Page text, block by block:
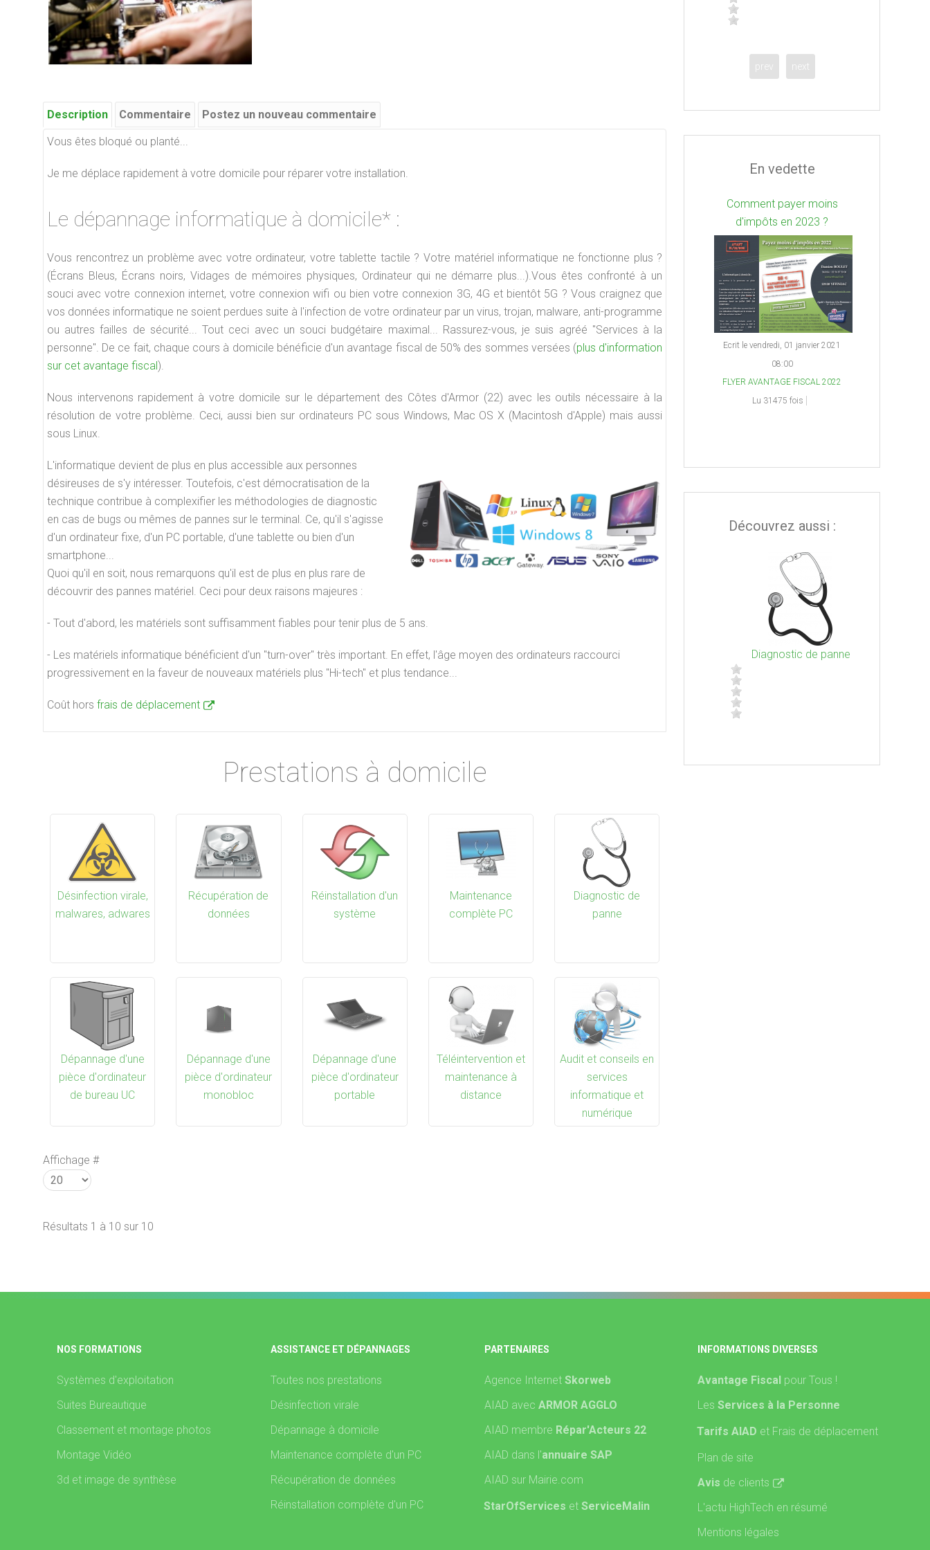
Description Commentaire Postez un nouveau commentaire
Vous êtes bloqué ou planté...
Je me déplace rapidement à votre domicile pour réparer votre installation.
Le dépannage informatique à domicile* :
Vous rencontrez un problème avec votre ordinateur, votre tablette tactile ? Votre matériel informatique ne fonctionne plus ?
(Écrans Bleus, Écrans noirs, Vidages de mémoires physiques, Ordinateur qui ne démarre plus...).Vous êtes confronté à un
souci avec votre connexion internet, votre connexion wifi ou bien votre connexion 3G, 4G et bientôt 5G ? Vous craignez que
vos données informatique ne soient perdues suite à l'infection de votre ordinateur par un virus, trojan, malware, anti-programme
ou autres failles de sécurité... Tout ceci avec un souci budgétaire maximal... Rassurez-vous, je suis agréé "Services à la
personne". De ce fait, chaque cours à domicile bénéficie d'un avantage fiscal de 50% des sommes versées (plus d'information
sur cet avantage fiscal).
Nous intervenons rapidement à votre domicile sur le département des Côtes d'Armor (22) avec les outils nécessaire à la
résolution de votre problème. Ceci, aussi bien sur ordinateurs PC sous Windows, Mac OS X (Macintosh d'Apple) mais aussi
sous Linux.
L'informatique devient de plus en plus accessible aux personnes
désireuses de s'y intéresser. Toutefois, c'est démocratisation de la
technique contribue à complexifier les méthodologies de diagnostic
en cas de bugs ou mêmes de pannes sur le terminal. Ce, qu'il s'agisse
d'un ordinateur fixe, d'un PC portable, d'une tablette ou bien d'un
smartphone...
Quoi qu'il en soit, nous remarquons qu'il est de plus en plus rare de
découvrir des pannes matériel. Ceci pour deux raisons majeures :
- Tout d'abord, les matériels sont suffisamment fiables pour tenir plus de 5 ans.
- Les matériels informatique bénéficient d'un "turn-over" très important. En effet, l'âge moyen des ordinateurs raccourci
progressivement en la faveur de nouveaux matériels plus "Hi-tech" et plus tendance...
Coût hors frais de déplacement
Prestations à domicile
Désinfection virale,
malwares, adwares
Récupération de
données
Réinstallation d'un
système
Maintenance
complète PC
Diagnostic de
panne
Dépannage d'une
pièce d'ordinateur
de bureau UC
Dépannage d'une
pièce d'ordinateur
monobloc
Dépannage d'une
pièce d'ordinateur
portable
Téléintervention et
maintenance à
distance
Audit et conseils en
services
informatique et
numérique
Affichage #
Résultats 1 à 10 sur 10
prev next
En vedette
Comment payer moins
d'impôts en 2023 ?
Ecrit le vendredi, 01 janvier 2021
08:00
FLYER AVANTAGE FISCAL 2022
Lu 31475 fois
Découvrez aussi :
d'une pièce
monobloc
Dépannage d'une pièce
d'ordinateur portable
Réinstallation d'un système
Désinfection virale,
malwares, adwares
Téléintervention et
Diagnostic de panne
NOS FORMATIONS
Systèmes d'exploitation
Suites Bureautique
Classement et montage photos
Montage Vidéo
3d et image de synthèse
ASSISTANCE ET DÉPANNAGES
Toutes nos prestations
Désinfection virale
Dépannage à domicile
Maintenance complète d'un PC
Récupération de données
Réinstallation complète d'un PC
PARTENAIRES
Agence Internet Skorweb
AIAD avec ARMOR AGGLO
AIAD membre Répar'Acteurs 22
AIAD dans l'annuaire SAP
AIAD sur Mairie.com
StarOfServices et ServiceMalin
INFORMATIONS DIVERSES
Avantage Fiscal pour Tous !
LesServices à la Personne
Tarifs AIAD et Frais de déplacement
Plan de site
Avis de clients
L'actu HighTech en résumé
Mentions légales